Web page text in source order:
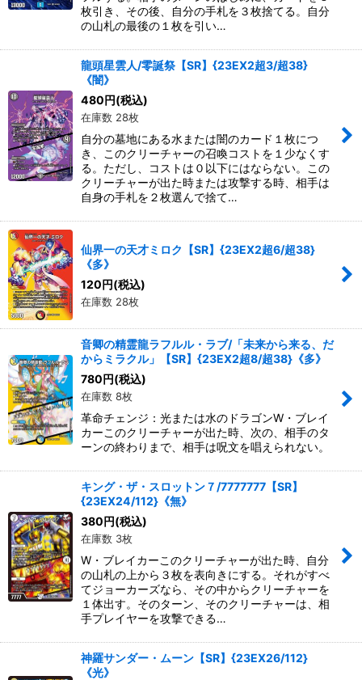
枚引き、その後、自分の手札を３枚捨てる。自分
の山札の最後の１枚を引い…
龍頭星雲人/零誕祭【SR】{23EX2超3/超38}
《闇》
480 円(税込)
在庫数 28枚
自分の墓地にある水または闇のカード１枚につ
き、このクリーチャーの召喚コストを１少なくす
る。ただし、コストは０以下にはならない。この
クリーチャーが出た時または攻撃する時、相手は
自身の手札を２枚選んで捨て…
仙界一の天才ミロク【SR】{23EX2超6/超38}
《多》
120円(税込)
在庫数 28枚
音卿の精霊龍ラフルル・ラブ/「未来から来る、だ
からミラクル」【SR】{23EX2超8/超38}《多》
780円(税込)
在庫数 8枚
革命チェンジ：光または水のドラゴンW・ブレイ
カーこのクリーチャーが出た時、次の、相手のタ
ーンの終わりまで、相手は呪文を唱えられない。
キング・ザ・スロットン７/7777777【SR】
{23EX24/112}《無》
380円(税込)
在庫数 3枚
W・ブレイカーこのクリーチャーが出た時、自分
の山札の上から３枚を表向きにする。それがすべ
てジョーカーズなら、その中からクリーチャーを
１体出す。そのターン、そのクリーチャーは、相
手プレイヤーを攻撃できる…
神羅サンダー・ムーン【SR】{23EX26/112}
《光》